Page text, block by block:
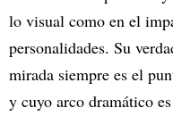
lo visual como en el
personalidades. Su
mirada siempre es el
y cuyo arco dramático